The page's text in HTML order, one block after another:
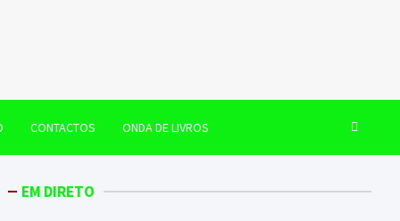
CONTACTOS ONDA DE LIVROS
EM DIRETO